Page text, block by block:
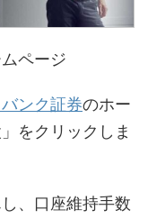
ページ
ンク証券のホー
をクリックしま
、口座維持手数